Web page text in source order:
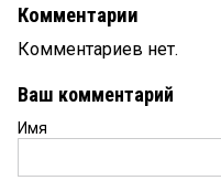
Комментарии
Комментариев нет.
Ваш комментарий
Имя